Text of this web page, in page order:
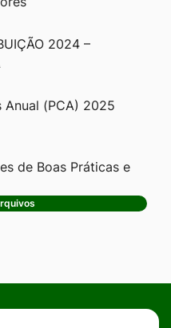
2024 –
(PCA) 2025
de Boas Práticas e